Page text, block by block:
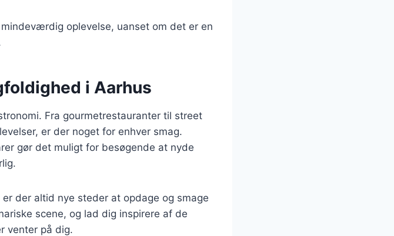
oplevelse, uanset om det er en
i Aarhus
Fra gourmetrestauranter til street
er der noget for enhver smag.
gør det muligt for besøgende at nyde
der altid nye steder at opdage og smage
scene, og lad dig inspirere af de
venter på dig.